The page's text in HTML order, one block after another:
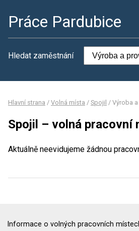
Práce Pardubice
Hledat zaměstnání
Hlavní strana / Volná místa / Spojil / Výroba
Spojil – volná pracovní
Aktuálně neevidujeme žádnou
Informace o volných pracovních